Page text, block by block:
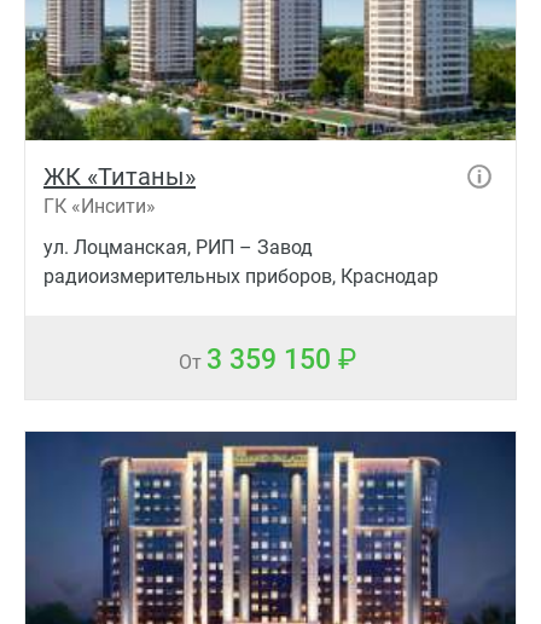
ЖК «Титаны»
ГК «Инсити»
ул. Лоцманская, РИП – Завод
радиоизмерительных приборов, Краснодар
От 3 359 150